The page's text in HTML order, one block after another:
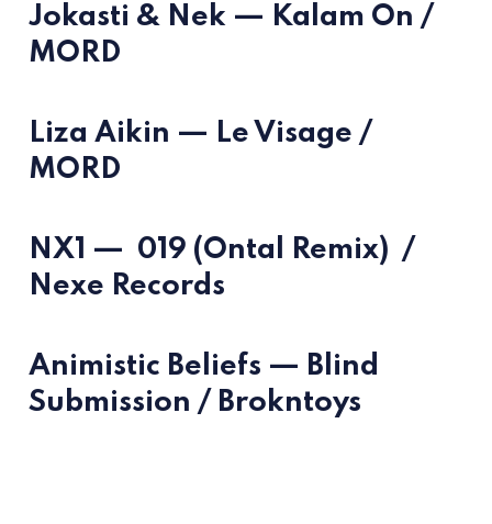
Jokasti & Nek — Kalam On /
MORD
Liza Aikin — Le Visage /
MORD
NX1 — 019 (Ontal Remix) /
Nexe Records
Animistic Beliefs — Blind
Submission / Brokntoys